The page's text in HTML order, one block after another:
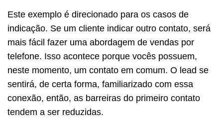
Este exemplo é direcionado para os casos de
indicação. Se um cliente indicar outro contato, será
mais fácil fazer uma abordagem de vendas por
telefone. Isso acontece porque vocês possuem,
neste momento, um contato em comum. O lead se
sentirá, de certa forma, familiarizado com essa
conexão, então, as barreiras do primeiro contato
tendem a ser reduzidas.